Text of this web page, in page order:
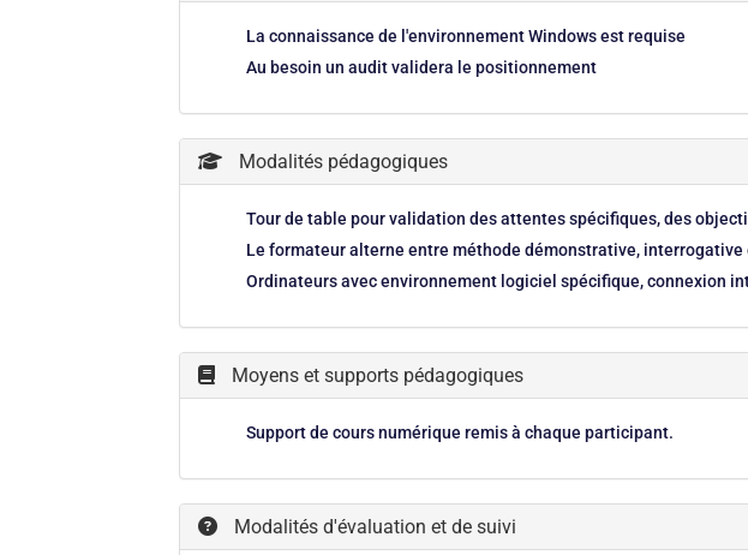
La connaissance de l'environnement Windows est requise
Au besoin un audit validera le positionnement
Modalités pédagogiques
Tour de table pour validation des attentes spécifiques, des
Le formateur alterne entre méthode démonstrative,
Ordinateurs avec environnement logiciel spécifique, connexion
Moyens et supports pédagogiques
Support de cours numérique remis à chaque participant.
Modalités d'évaluation et de suivi